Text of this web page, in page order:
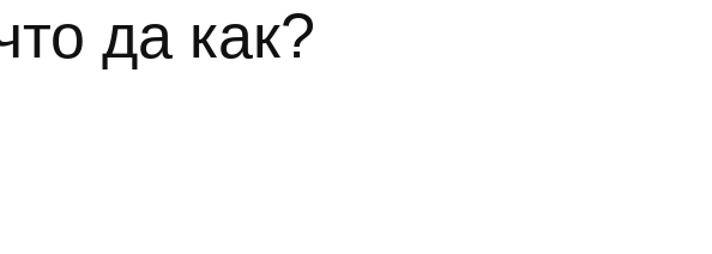
да как?